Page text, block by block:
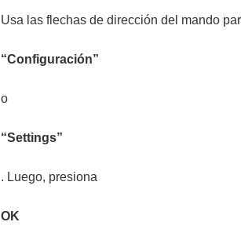
Usa las flechas de dirección del mando
“Configuración”
o
“Settings”
. Luego, presiona
OK